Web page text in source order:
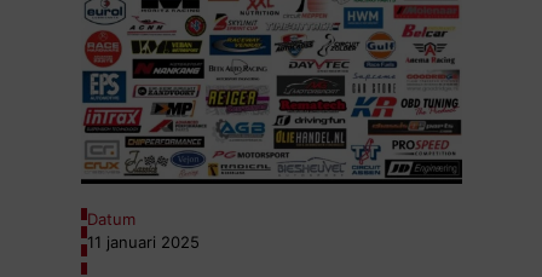
Datum
11 januari 2025